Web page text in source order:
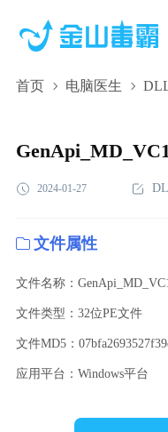
首页 电脑医生
2024-01-27
文件属性
文件名称：
文件类型：32位PE文件
应用平台：Windows平台